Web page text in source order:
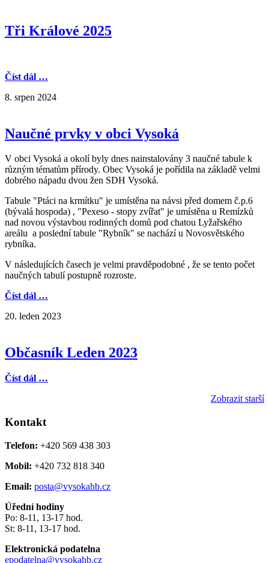
Tři Králové 2025
Číst dál …
8. srpen 2024
Naučné prvky v obci Vysoká
V obci Vysoká a okolí byly dnes nainstalovány 3 naučné tabule k
různým tématům přírody. Obec Vysoká je pořídila na základě velmi
dobrého nápadu dvou žen SDH Vysoká.
Tabule "Ptáci na krmítku" je umístěna na návsi před domem č.p.6
(bývalá hospoda) , "Pexeso - stopy zvířat" je umístěna u Remízků
nad novou výstavbou rodinných domů pod chatou Lyžařského
areálu a poslední tabule "Rybník" se nachází u Novosvětského
rybníka.
V následujících časech je velmi pravděpodobné , že se tento počet
naučných tabulí postupně rozroste.
Číst dál …
20. leden 2023
Občasník Leden 2023
Číst dál …
Zobrazit starší
Kontakt
Telefon: +420 569 438 303
Mobil: +420 732 818 340
Email: posta@vysokahb.cz
Úřední hodiny
Po: 8-11, 13-17 hod.
St: 8-11, 13-17 hod.
Elektronická podatelna
epodatelna@vysokahb.cz